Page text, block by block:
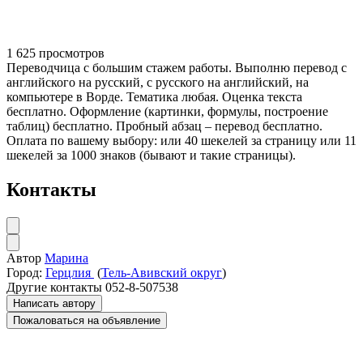
1 625 просмотров
Переводчица с большим стажем работы. Выполню перевод с
английского на русский, с русского на английский, на
компьютере в Ворде. Тематика любая. Оценка текста
бесплатно. Оформление (картинки, формулы, построение
таблиц) бесплатно. Пробный абзац – перевод бесплатно.
Оплата по вашему выбору: или 40 шекелей за страницу или 11
шекелей за 1000 знаков (бывают и такие страницы).
Контакты
Автор Марина
Город: Герцлия (Тель-Авивский округ)
Другие контакты 052-8-507538
Написать автору
Пожаловаться на объявление